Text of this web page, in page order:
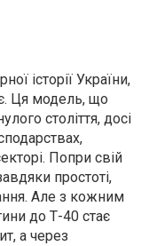
історії України,
Ця модель, що
століття, досі
Попри свій
простоті,
Але з кожним
до Т-40 стає
а через